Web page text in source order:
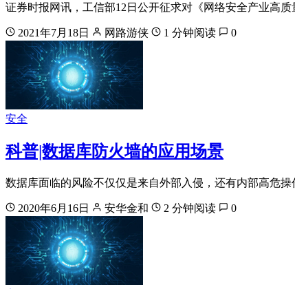
证券时报网讯，工信部12日公开征求对《网络安全产业高
2021年7月18日 网路游侠 1 分钟阅读 0
安全
科普|数据库防火墙的应用场景
数据库面临的风险不仅仅是来自外部入侵，还有内部高危
2020年6月16日 安华金和 2 分钟阅读 0